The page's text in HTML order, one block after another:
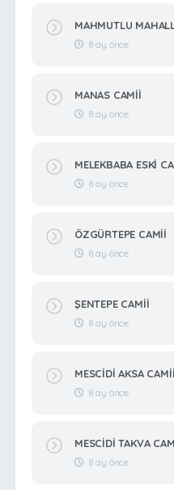
MAHMUTLU
8 ay önce
MANAS CAMİİ
8 ay önce
MELEKBABA ESKİ
8 ay önce
ÖZGÜRTEPE CAMİİ
8 ay önce
ŞENTEPE CAMİİ
8 ay önce
MESCİDİ AKSA CAMİİ
8 ay önce
MESCİDİ TAKVA
8 ay önce